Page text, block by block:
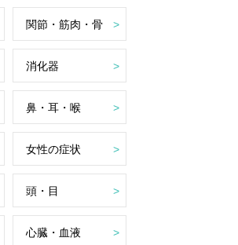
関節・筋肉・骨
消化器
鼻・耳・喉
女性の症状
頭・目
心臓・血液